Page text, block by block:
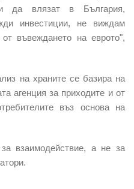
да влязат в България,
инвестиции, не виждам
въвеждането на еврото",
на храните се базира на
агенция за приходите и от
въз основа на
взаимодействие, а не за